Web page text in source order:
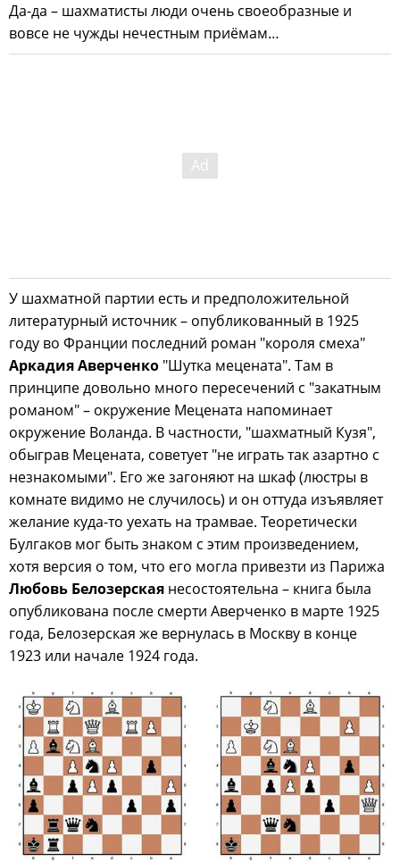
Да-да – шахматисты люди очень своеобразные и
вовсе не чужды нечестным приёмам…
У шахматной партии есть и предположительной
литературный источник – опубликованный в 1925
году во Франции последний роман "короля смеха"
Аркадия Аверченко "Шутка мецената". Там в
принципе довольно много пересечений с "закатным
романом" – окружение Мецената напоминает
окружение Воланда. В частности, "шахматный Кузя",
обыграв Мецената, советует "не играть так азартно с
незнакомыми". Его же загоняют на шкаф (люстры в
комнате видимо не случилось) и он оттуда изъявляет
желание куда-то уехать на трамвае. Теоретически
Булгаков мог быть знаком с этим произведением,
хотя версия о том, что его могла привезти из Парижа
Любовь Белозерская несостоятельна – книга была
опубликована после смерти Аверченко в марте 1925
года, Белозерская же вернулась в Москву в конце
1923 или начале 1924 года.